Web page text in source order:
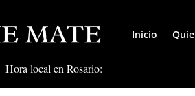
Inicio
Hora local en Rosario: